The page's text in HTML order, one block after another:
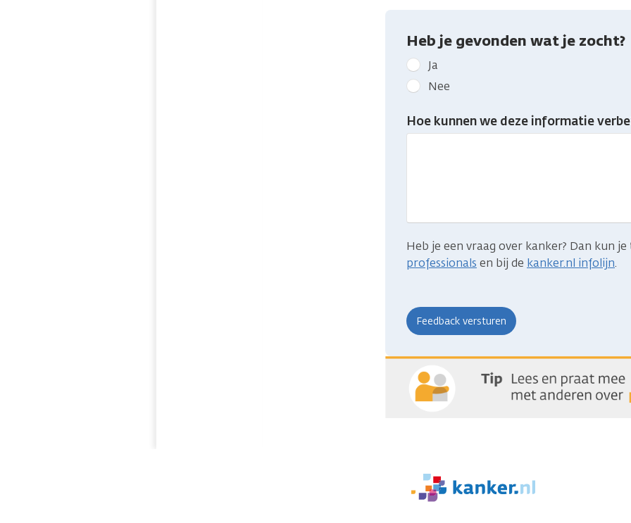
Heb je gevonden wat je zocht?
Geef
kanker.nl
feedback:
Heb
je
Ja
Nee
Hoe kunnen we deze informatie
Heb je een vraag over kanker? Dan kun
professionals en bij de kanker.nl infolijn.
We